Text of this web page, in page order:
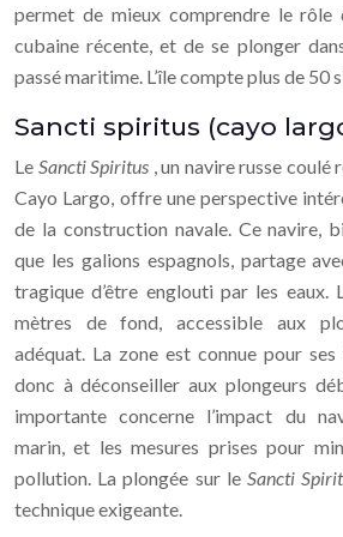
permet de mieux comprendre le rôle
cubaine récente, et de se plonger
passé maritime. L’île compte plus de 50
Sancti spiritus (cayo
Le Sancti Spiritus , un navire russe coulé
Cayo Largo, offre une perspective
de la construction navale. Ce navire,
que les galions espagnols, partage
tragique d’être englouti par les eaux.
mètres de fond, accessible aux
adéquat. La zone est connue pour
donc à déconseiller aux plongeurs
importante concerne l’impact du
marin, et les mesures prises pour
pollution. La plongée sur leSancti
technique exigeante.